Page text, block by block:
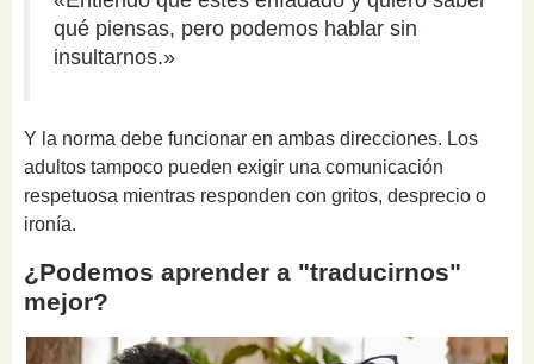
qué piensas, pero podemos hablar sin
insultarnos.»
Y la norma debe funcionar en ambas direcciones. Los
adultos tampoco pueden exigir una comunicación
respetuosa mientras responden con gritos, desprecio o
ironía.
¿Podemos aprender a "traducirnos"
mejor?